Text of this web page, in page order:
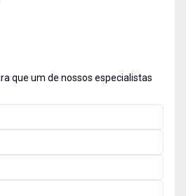
que um de nossos especialistas